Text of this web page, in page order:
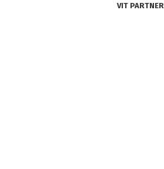
VIT PARTNER